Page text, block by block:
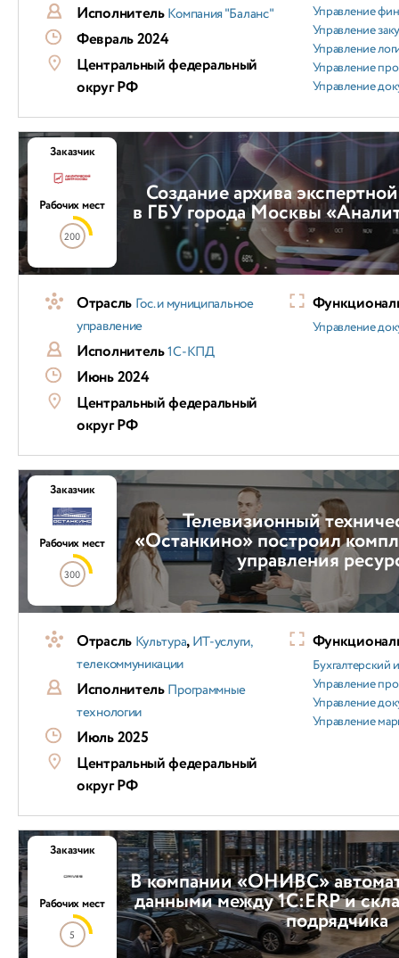
ИсполнительКомпания "Баланс"
Февраль 2024
Центральный федеральный
округ РФ
Управление
Управление
Управление
Управление
Управление
Создание архива
в ГБУ города Москвы
Заказчик
Рабочих мест
200
Отрасль Гос. и муниципальное
управление
Исполнитель1С-КПД
Июнь 2024
Центральный федеральный
округ РФ
Управление
Телевизионный
«Останкино» построил
управления
Заказчик
Рабочих мест
300
Отрасль Культура,ИТ-услуги,
телекоммуникации
ИсполнительПрограммные
технологии
Июль 2025
Центральный федеральный
округ РФ
Бухгалтерский
Управление
Управление
Управление
В компании «ОНИВС»
данными между 1С:ERP и
подрядчика
Заказчик
Рабочих мест
5